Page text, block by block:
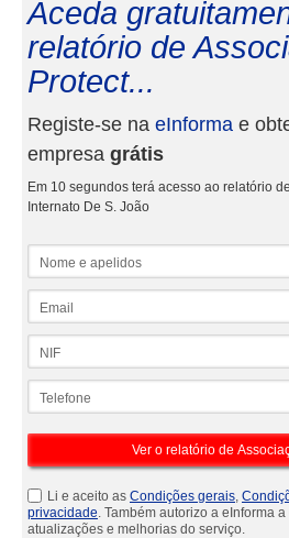
Aceda
relatório de
Protect...
Registe-se na eInforma e
empresa grátis
Em 10 segundos terá acesso ao relatório
Internato De S. João
Li e aceito as Condições gerais,
privacidade. Também autorizo a eInforma
atualizações e melhorias do serviço.